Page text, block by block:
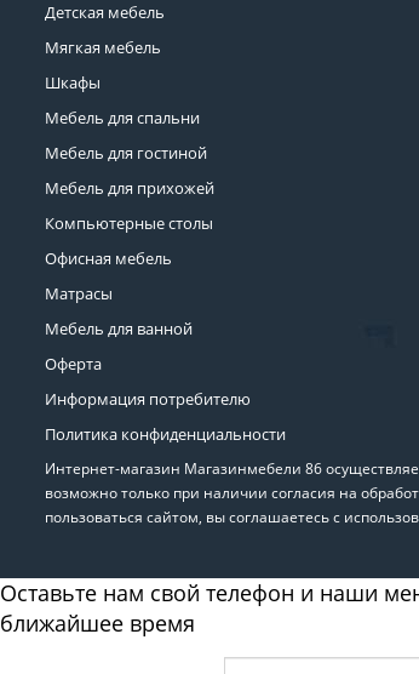
Детская мебель
Мягкая мебель
Шкафы
Мебель для спальни
Мебель для гостиной
Мебель для прихожей
Компьютерные столы
Офисная мебель
Матрасы
Мебель для ванной
Оферта
Информация потребителю
Политика конфиденциальности
Интернет-магазин Магазинмебели 86
возможно только при наличии согласия на
пользоваться сайтом, вы соглашаетесь с
Оставьте нам свой телефон и наши
ближайшее время